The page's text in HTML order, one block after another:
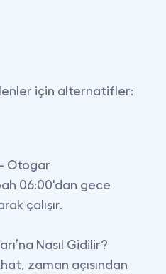
için alternatifler:
Otogar
06:00'dan gece
çalışır.
Nasıl Gidilir?
zaman açısından